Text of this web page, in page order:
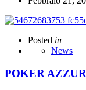
Posted in
News
POKER